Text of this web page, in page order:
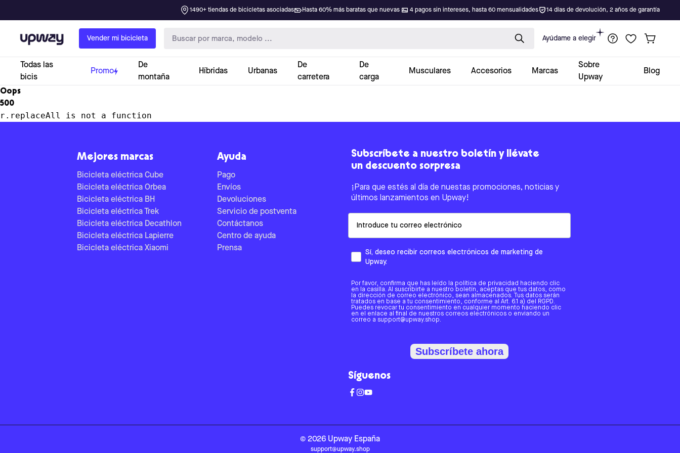
1490+ tiendas de bicicletas asociadas Hasta 60% más baratas que nuevas 4 pagos sin intereses, hasta 60 mensualidades 14 días de devolución, 2 años de garantía
Upway Vender mi bicicleta Ayúdame a elegir
Todas las
bicis
Promo
De
montaña
Híbridas Urbanas
De
carretera
De
carga
Musculares Accesorios Marcas
Sobre
Upway
Blog
Oops
500
r.replaceAll is not a function
Mejores marcas
Bicicleta eléctrica Cube
Bicicleta eléctrica Orbea
Bicicleta eléctrica BH
Bicicleta eléctrica Trek
Bicicleta eléctrica Decathlon
Bicicleta eléctrica Lapierre
Bicicleta eléctrica Xiaomi
Ayuda
Pago
Envíos
Devoluciones
Servicio de postventa
Contáctanos
Centro de ayuda
Prensa
Subscríbete a nuestro boletín y llévate
un descuento sorpresa
¡Para que estés al día de nuestas promociones, noticias y
últimos lanzamientos en Upway!
Sí, deseo recibir correos electrónicos de marketing de
Upway.
Por favor, confirma que has leído la política de privacidad haciendo clic
en la casilla. Al suscribirte a nuestro boletín, aceptas que tus datos, como
la dirección de correo electrónico, sean almacenados. Tus datos serán
tratados en base a tu consentimiento, conforme al Art. 6.1 a) del RGPD.
Puedes revocar tu consentimiento en cualquier momento haciendo clic
en el enlace al final de nuestros correos electrónicos o enviando un
correo a support@upway.shop.
Subscríbete ahora
Síguenos
© 2026 Upway España
support@upway.shop